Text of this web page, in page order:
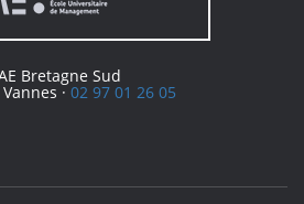
Bretagne Sud
· 02 97 01 26 05